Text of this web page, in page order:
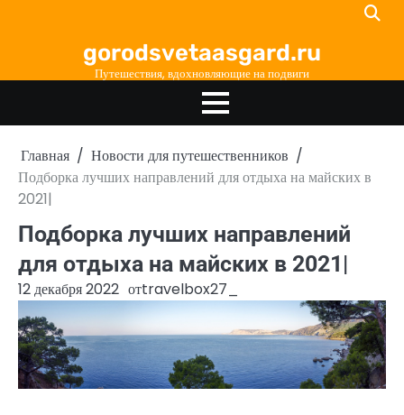
gorodsvetaasgard.ru
Путешествия, вдохновляющие на подвиги
Главная
Новости для путешественников
Подборка лучших направлений для отдыха на майских в
2021|
Подборка лучших направлений
для отдыха на майских в 2021|
12 декабря 2022 отtravelbox27_